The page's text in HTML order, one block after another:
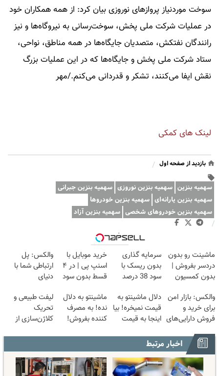
سوخت موردنیاز پروازهای نوروزی بیان کرد: از همه همکاران خود
در عملیات شرکت ملی پخش، سوخت‌رسانی به نیروگاه‌ها و نیز
رانندگان نفتکش، متصدیان جایگاه‌ها در همه مناطق، نواحی،
ستاد شرکت ملی پخش و جایگاه‌ها که در این عملیات بزرگ
نقش ایفا می‌کنند، تشکر و قدردانی می‌کنم./مهر
لینک های کمکی
بازدید از صفحه اول /
سهمیه بنزین سهمیه بنزین نوروزی سهمیه بنزین جبرانی
سهمیه بنزین یارانه‌ای سهمیه بنزین خودروها
سهمیه بنزین خودروهای شخصی سهمیه بنزین آزاد
/
وبگردی
ماشینت رو بدون
دردسر بفروش |
بدون کمسیون
سرمایه گذاری
بدون ریسک با
سود 38 درصد
خرید موبایل با
اسنپ پی | در ۴
قسط بدون سود
والکس: پل
ارتباطی شما با
دنیای
دیجیتال
والکس: بازار امن
برای خرید و
فروش دارایی‌های
دلال ماشینتو به
قیمت نمیخره! بیا
اینجا به قیمت
خریدار واقعی*
ماشینتو به دلال
نده! به مصرف
کننده بفروش!
لیفت طبیعی و
تحریک
کلاژن‌سازی از
✅ جوان شو
اخبار مرتبط